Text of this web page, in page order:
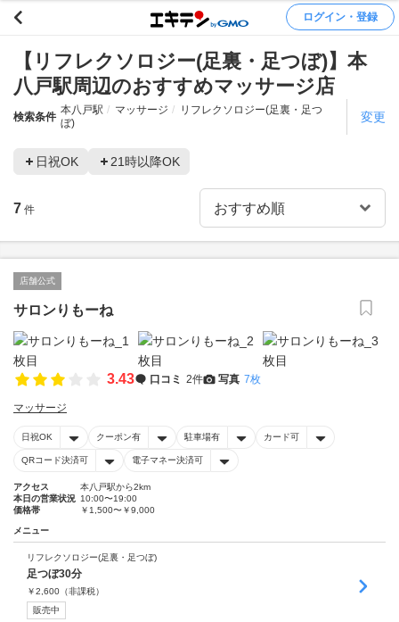
ログイン・登録
【リフレクソロジー(足裏・足つぼ)】本
八戸駅周辺のおすすめマッサージ店
検索条件
本八戸駅 マッサージ
リフレクソロジー(足裏・足つ
ぼ)
変更
日祝OK 21時以降OK
7 件
店舗公式
サロンりもーね
3.43 口コミ 2件 写真 7枚
マッサージ
日祝OK クーポン有 駐車場有 カード可
QRコード決済可 電子マネー決済可
アクセス
本八戸駅から2km
本日の営業状況 10:00〜19:00
価格帯
￥1,500〜￥9,000
メニュー
リフレクソロジー(足裏・足つぼ)
足つぼ30分
￥2,600 （非課税）
販売中